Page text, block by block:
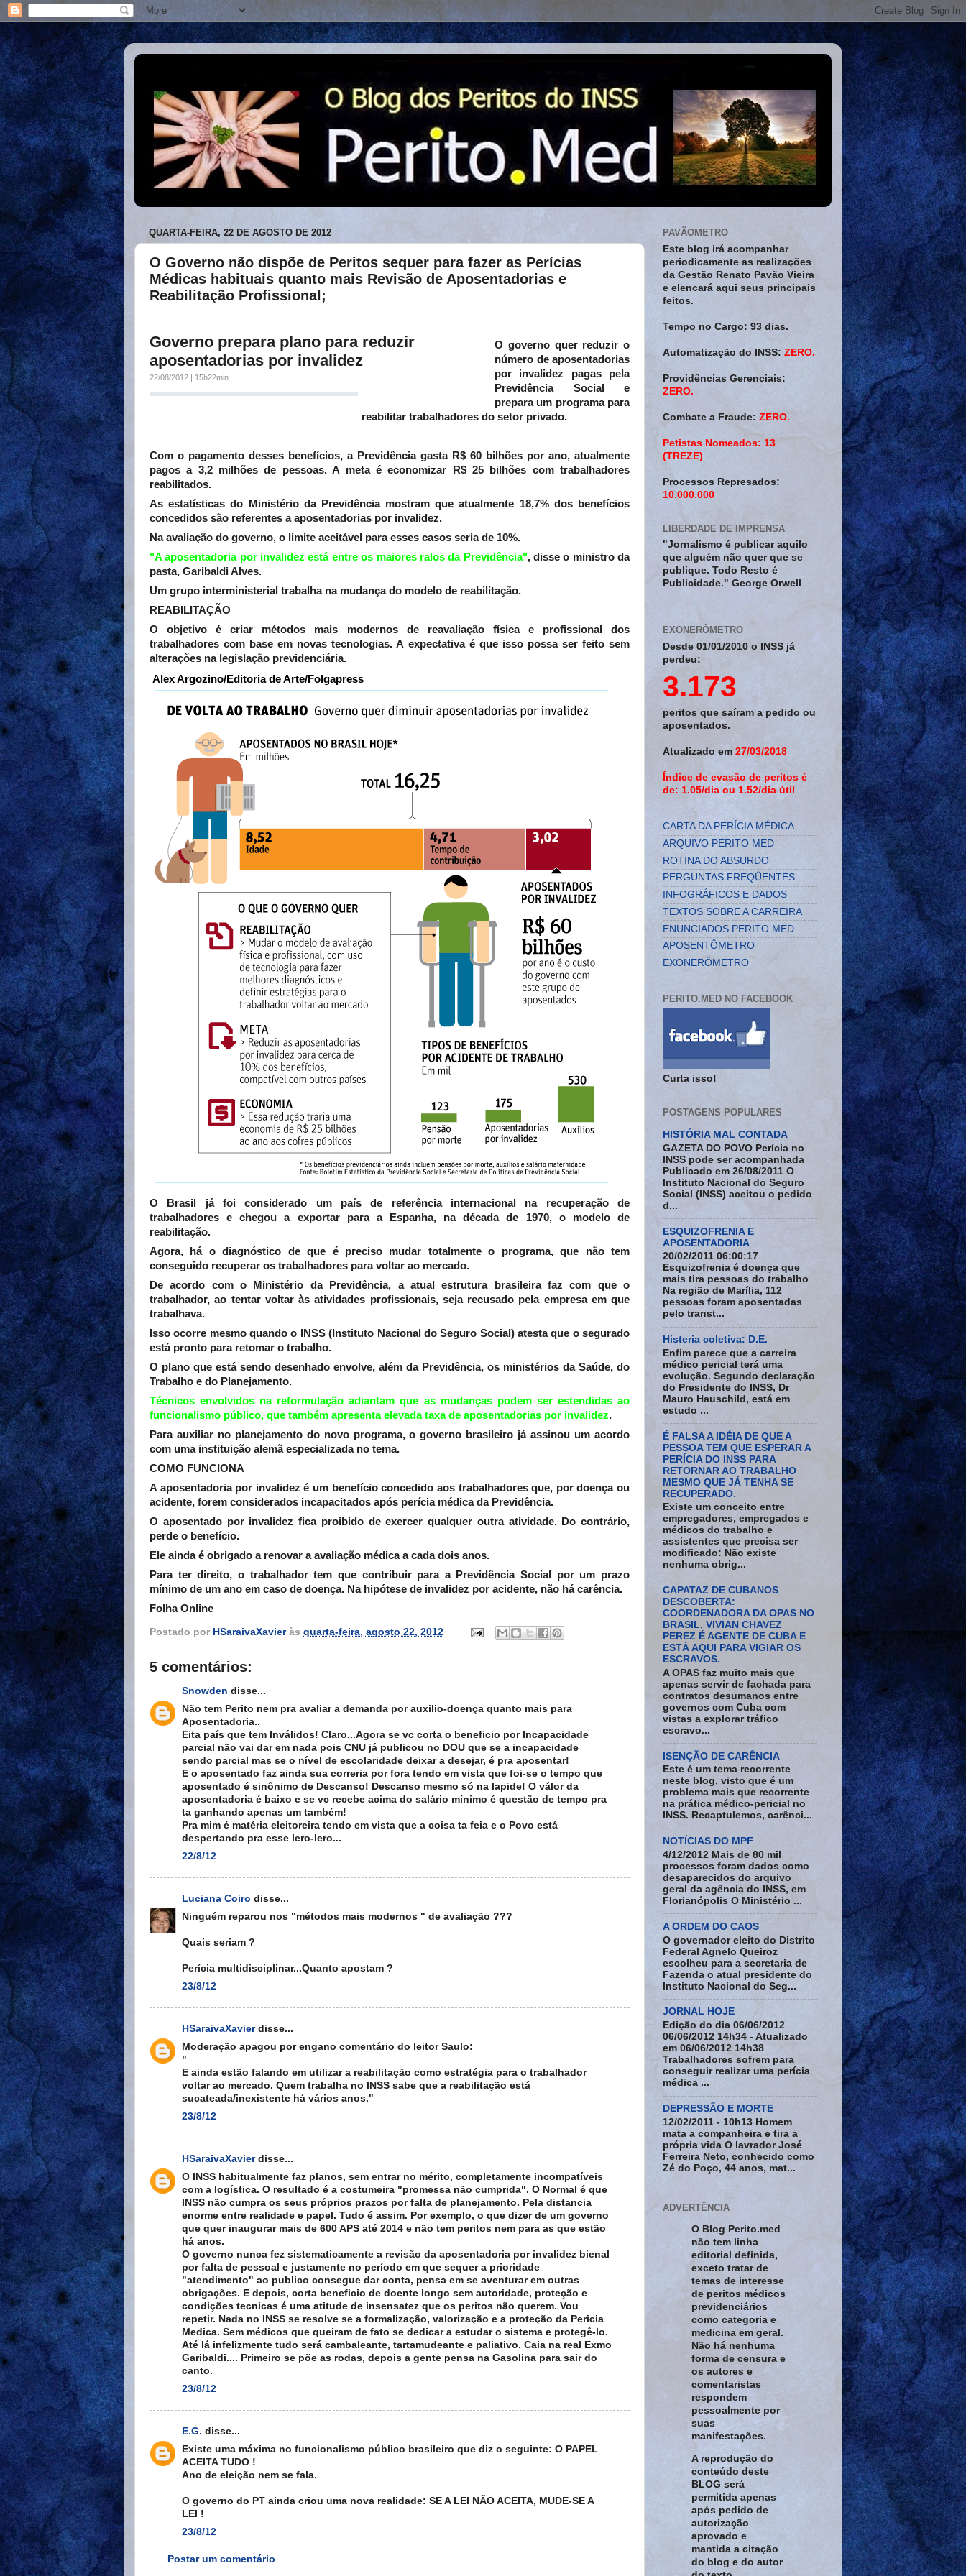
QUARTA-FEIRA, 22 DE AGOSTO DE 2012
O Governo não dispõe de Peritos sequer para fazer as Perícias
Médicas habituais quanto mais Revisão de Aposentadorias e
Reabilitação Profissional;
Governo prepara plano para reduzir
aposentadorias por invalidez
22/08/2012 | 15h22min
O governo quer reduzir o
número de aposentadorias
por invalidez pagas pela
Previdência Social e
prepara um programa para
reabilitar trabalhadores do setor privado.
Com o pagamento desses benefícios, a Previdência gasta R$ 60 bilhões por ano, atualmente
pagos a 3,2 milhões de pessoas. A meta é economizar R$ 25 bilhões com trabalhadores
reabilitados.
As estatísticas do Ministério da Previdência mostram que atualmente 18,7% dos benefícios
concedidos são referentes a aposentadorias por invalidez.
Na avaliação do governo, o limite aceitável para esses casos seria de 10%.
"A aposentadoria por invalidez está entre os maiores ralos da Previdência", disse o ministro da
pasta, Garibaldi Alves.
Um grupo interministerial trabalha na mudança do modelo de reabilitação.
REABILITAÇÃO
O objetivo é criar métodos mais modernos de reavaliação física e profissional dos
trabalhadores com base em novas tecnologias. A expectativa é que isso possa ser feito sem
alterações na legislação previdenciária.
Alex Argozino/Editoria de Arte/Folgapress
O Brasil já foi considerado um país de referência internacional na recuperação de
trabalhadores e chegou a exportar para a Espanha, na década de 1970, o modelo de
reabilitação.
Agora, há o diagnóstico de que é preciso mudar totalmente o programa, que não tem
conseguido recuperar os trabalhadores para voltar ao mercado.
De acordo com o Ministério da Previdência, a atual estrutura brasileira faz com que o
trabalhador, ao tentar voltar às atividades profissionais, seja recusado pela empresa em que
trabalhava.
Isso ocorre mesmo quando o INSS (Instituto Nacional do Seguro Social) atesta que o segurado
está pronto para retomar o trabalho.
O plano que está sendo desenhado envolve, além da Previdência, os ministérios da Saúde, do
Trabalho e do Planejamento.
Técnicos envolvidos na reformulação adiantam que as mudanças podem ser estendidas ao
funcionalismo público, que também apresenta elevada taxa de aposentadorias por invalidez.
Para auxiliar no planejamento do novo programa, o governo brasileiro já assinou um acordo
com uma instituição alemã especializada no tema.
COMO FUNCIONA
A aposentadoria por invalidez é um benefício concedido aos trabalhadores que, por doença ou
acidente, forem considerados incapacitados após perícia médica da Previdência.
O aposentado por invalidez fica proibido de exercer qualquer outra atividade. Do contrário,
perde o benefício.
Ele ainda é obrigado a renovar a avaliação médica a cada dois anos.
Para ter direito, o trabalhador tem que contribuir para a Previdência Social por um prazo
mínimo de um ano em caso de doença. Na hipótese de invalidez por acidente, não há carência.
Folha Online
Postado por HSaraivaXavier às quarta-feira, agosto 22, 2012
5 comentários:
Snowden disse...
Não tem Perito nem pra avaliar a demanda por auxilio-doença quanto mais para
Aposentadoria..
Eita país que tem Inválidos! Claro...Agora se vc corta o beneficio por Incapacidade
parcial não vai dar em nada pois CNU já publicou no DOU que se a incapacidade
sendo parcial mas se o nível de escolaridade deixar a desejar, é pra aposentar!
E o aposentado faz ainda sua correria por fora tendo em vista que foi-se o tempo que
aposentado é sinônimo de Descanso! Descanso mesmo só na lapide! O válor da
aposentadoria é baixo e se vc recebe acima do salário mínimo é questão de tempo pra
ta ganhando apenas um também!
Pra mim é matéria eleitoreira tendo em vista que a coisa ta feia e o Povo está
despertando pra esse lero-lero...
22/8/12
Luciana Coiro disse...
Ninguém reparou nos "métodos mais modernos " de avaliação ???
Quais seriam ?
Perícia multidisciplinar...Quanto apostam ?
23/8/12
HSaraivaXavierdisse...
Moderação apagou por engano comentário do leitor Saulo:
"
E ainda estão falando em utilizar a reabilitação como estratégia para o trabalhador
voltar ao mercado. Quem trabalha no INSS sabe que a reabilitação está
sucateada/inexistente há vários anos."
23/8/12
HSaraivaXavierdisse...
O INSS habitualmente faz planos, sem entrar no mérito, completamente incompatíveis
com a logística. O resultado é a costumeira "promessa não cumprida". O Normal é que
INSS não cumpra os seus próprios prazos por falta de planejamento. Pela distancia
enorme entre realidade e papel. Tudo é assim. Por exemplo, o que dizer de um governo
que quer inaugurar mais de 600 APS até 2014 e não tem peritos nem para as que estão
há anos.
O governo nunca fez sistematicamente a revisão da aposentadoria por invalidez bienal
por falta de pessoal e justamente no período em que sequer a prioridade
"atendimento" ao publico consegue dar conta, pensa em se aventurar em outras
obrigações. E depois, corta beneficio de doente longo sem autoridade, proteção e
condições tecnicas é uma atitude de insensatez que os peritos não querem. Vou
repetir. Nada no INSS se resolve se a formalização, valorização e a proteção da Pericia
Medica. Sem médicos que queiram de fato se dedicar a estudar o sistema e protegê-lo.
Até lá infelizmente tudo será cambaleante, tartamudeante e paliativo. Caia na real Exmo
Garibaldi.... Primeiro se põe as rodas, depois a gente pensa na Gasolina para sair do
canto.
23/8/12
E.G. disse...
Existe uma máxima no funcionalismo público brasileiro que diz o seguinte: O PAPEL
ACEITA TUDO !
Ano de eleição nem se fala.
O governo do PT ainda criou uma nova realidade: SE A LEI NÃO ACEITA, MUDE-SE A
LEI !
23/8/12
Postar um comentário
PAVÃOMETRO
Este blog irá acompanhar
periodicamente as realizações
da Gestão Renato Pavão Vieira
e elencará aqui seus principais
feitos.
Tempo no Cargo: 93 dias.
Automatização do INSS: ZERO.
Providências Gerenciais:
ZERO.
Combate a Fraude: ZERO.
Petistas Nomeados: 13
(TREZE)
Processos Represados:
10.000.000
LIBERDADE DE IMPRENSA
"Jornalismo é publicar aquilo
que alguém não quer que se
publique. Todo Resto é
Publicidade." George Orwell
EXONERÔMETRO
Desde 01/01/2010 o INSS já
perdeu:
3.173
peritos que saíram a pedido ou
aposentados.
Atualizado em 27/03/2018
Índice de evasão de peritos é
de: 1.05/dia ou 1.52/dia útil
CARTA DA PERÍCIA MÉDICA
ARQUIVO PERITO MED
ROTINA DO ABSURDO
PERGUNTAS FREQÜENTES
INFOGRÁFICOS E DADOS
TEXTOS SOBRE A CARREIRA
ENUNCIADOS PERITO.MED
APOSENTÔMETRO
EXONERÔMETRO
PERITO.MED NO FACEBOOK
Curta isso!
POSTAGENS POPULARES
HISTÓRIA MAL CONTADA
GAZETA DO POVO Perícia no
INSS pode ser acompanhada
Publicado em 26/08/2011 O
Instituto Nacional do Seguro
Social (INSS) aceitou o pedido
d...
ESQUIZOFRENIA E
APOSENTADORIA
20/02/2011 06:00:17
Esquizofrenia é doença que
mais tira pessoas do trabalho
Na região de Marília, 112
pessoas foram aposentadas
pelo transt...
Histeria coletiva: D.E.
Enfim parece que a carreira
médico pericial terá uma
evolução. Segundo declaração
do Presidente do INSS, Dr
Mauro Hauschild, está em
estudo ...
É FALSA A IDÉIA DE QUE A
PESSOA TEM QUE ESPERAR A
PERÍCIA DO INSS PARA
RETORNAR AO TRABALHO
MESMO QUE JÁ TENHA SE
RECUPERADO.
Existe um conceito entre
empregadores, empregados e
médicos do trabalho e
assistentes que precisa ser
modificado: Não existe
nenhuma obrig...
CAPATAZ DE CUBANOS
DESCOBERTA:
COORDENADORA DA OPAS NO
BRASIL, VIVIAN CHAVEZ
PEREZ É AGENTE DE CUBA E
ESTÁ AQUI PARA VIGIAR OS
ESCRAVOS.
A OPAS faz muito mais que
apenas servir de fachada para
contratos desumanos entre
governos com Cuba com
vistas a explorar tráfico
escravo...
ISENÇÃO DE CARÊNCIA
Este é um tema recorrente
neste blog, visto que é um
problema mais que recorrente
na prática médico-pericial no
INSS. Recaptulemos, carênci...
NOTÍCIAS DO MPF
4/12/2012 Mais de 80 mil
processos foram dados como
desaparecidos do arquivo
geral da agência do INSS, em
Florianópolis O Ministério ...
A ORDEM DO CAOS
O governador eleito do Distrito
Federal Agnelo Queiroz
escolheu para a secretaria de
Fazenda o atual presidente do
Instituto Nacional do Seg...
JORNAL HOJE
Edição do dia 06/06/2012
06/06/2012 14h34 - Atualizado
em 06/06/2012 14h38
Trabalhadores sofrem para
conseguir realizar uma perícia
médica ...
DEPRESSÃO E MORTE
12/02/2011 - 10h13 Homem
mata a companheira e tira a
própria vida O lavrador José
Ferreira Neto, conhecido como
Zé do Poço, 44 anos, mat...
ADVERTÊNCIA
O Blog Perito.med
não tem linha
editorial definida,
exceto tratar de
temas de interesse
de peritos médicos
previdenciários
como categoria e
medicina em geral.
Não há nenhuma
forma de censura e
os autores e
comentaristas
respondem
pessoalmente por
suas
manifestações.
A reprodução do
conteúdo deste
BLOG será
permitida apenas
após pedido de
autorização
aprovado e
mantida a citação
do blog e do autor